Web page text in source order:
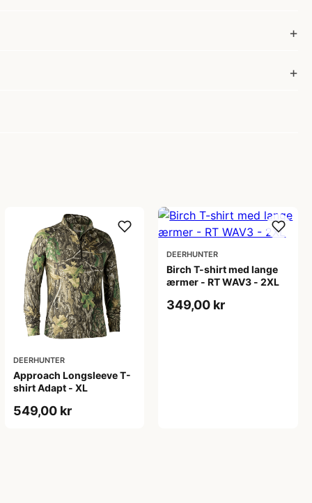
DEERHUNTER
Approach Longsleeve T-
shirt Adapt - XL
549,00 kr
DEERHUNTER
Birch T-shirt med lange
ærmer - RT WAV3 - 2XL
349,00 kr